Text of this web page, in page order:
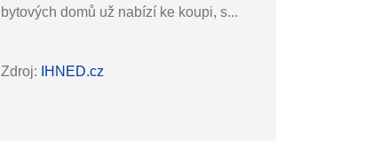
bytových domů už nabízí ke koupi, s...
Zdroj: IHNED.cz